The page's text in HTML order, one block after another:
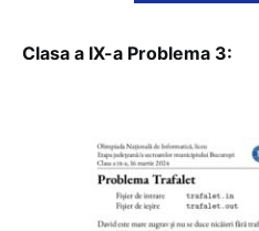
Clasa a IX-a Problema 3: